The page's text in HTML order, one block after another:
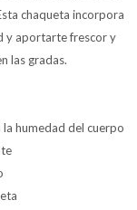
chaqueta incorpora
y aportarte frescor y
las gradas.
humedad del cuerpo